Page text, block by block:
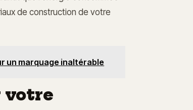
de construction de votre
un marquage inaltérable
votre